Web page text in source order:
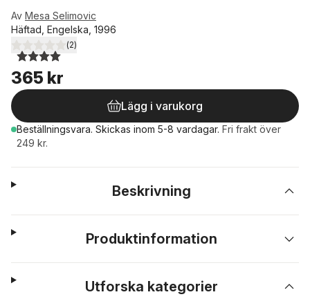
Av Mesa Selimovic
Häftad, Engelska, 1996
4,0utav 5 stjärnor. Totalt antal röster:
(2)
365 kr
Lägg i varukorg
Beställningsvara. Skickas inom 5-8 vardagar. Fri frakt över
249 kr.
Beskrivning
Produktinformation
Utforska kategorier